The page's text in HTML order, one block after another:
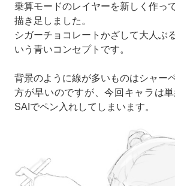
乗算モードのレイヤーを新しく作っ
描き足しました。
シガーチョコレートかざして大人ぶ
いう青いコンセプトです。
背景のように線が多いものはシャー
方が早いのですが、今回キャラは
SAIでペン入れしてしまいます。